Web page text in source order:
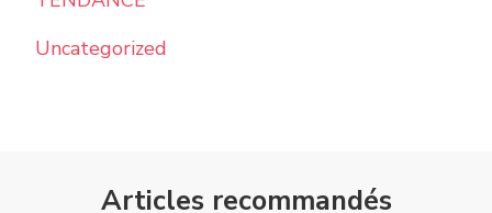
Uncategorized
Articles recommandés